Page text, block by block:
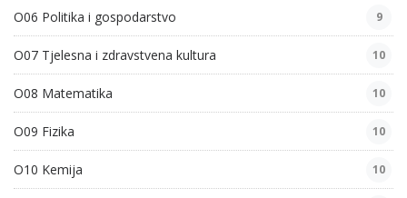
O06 Politika i gospodarstvo 9
O07 Tjelesna i zdravstvena kultura 10
O08 Matematika 10
O09 Fizika 10
O10 Kemija 10